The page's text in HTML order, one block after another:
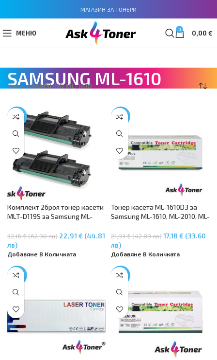
МАГАЗИН ЗА ТОНЕРИ
МЕНЮ 0 0,00 €
SAMSUNG ML-1610
Home»SAMSUNG ML-1610
-29%
Комплект 2броя тонер касети
MLT-D119S за Samsung ML-
2570, ML-2571N, SCX-4321, SCX-
4521F
32,16 € (62.90 лв) 22,91 € (44.81
лв)
Добавяне В Количката
-22%
Тонер касета ML-1610D3 за
Samsung ML-1610, ML-2010, ML-
21,93 € (42.89 лв)17,18 € (33.60
лв)
Добавяне В Количката
-38% -22%